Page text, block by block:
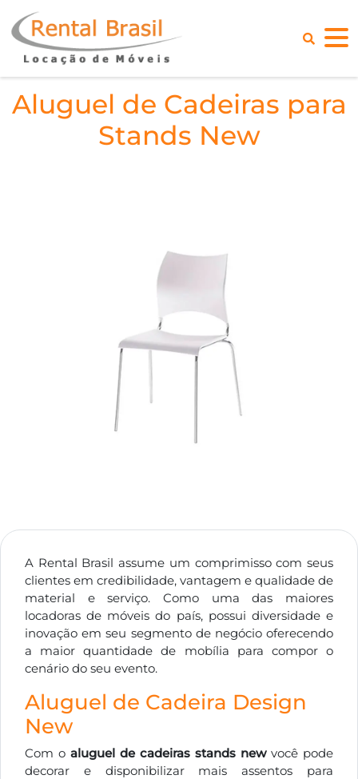
Aluguel de Cadeiras para
Stands New
A Rental Brasil assume um comprimisso com seus
clientes em credibilidade, vantagem e qualidade de
material e serviço. Como uma das maiores
locadoras de móveis do país, possui diversidade e
inovação em seu segmento de negócio oferecendo
a maior quantidade de mobília para compor o
cenário do seu evento.
Aluguel de Cadeira Design
New
Com o aluguel de cadeiras stands newvocê pode
decorar e disponibilizar mais assentos para